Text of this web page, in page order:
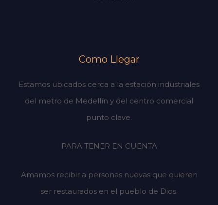
Como Llegar
Estamos ubicados cerca a la estación industriales
del metro de Medellín y del centro comercial
punto clave.
PARA TENER EN CUENTA
Amamos recibir a personas nuevas que quieren
ser restaurados en el pueblo de Dios.